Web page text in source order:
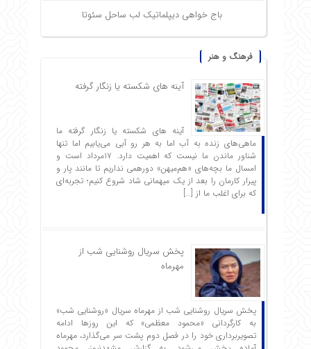
باج خواهی دیپلماتیک لب ساحل سئوتا
فرهنگ و هنر
آینه های شکسته یا زنگار گرفته
آینه های شکسته یا زنگار گرفته ما
ماهی‌های زنده به آب اما به هر رو آبی می‌یابیم اما تنها
شناور ماندن ما نیست که اهمیت دارد. ۱۷مرداد است و
امسال ما بچه‌های «هم‌میهن» دورهمی نداریم تا مانند پار و
پیرار کارمان را بعد از یک میهمانی شاد شروع ‌کنیم؛ تجربه‌ای
که برای اغلب ما از […]
پخش سریال روشنایی شب از
مهرماه
پخش سریال روشنایی شب از مهرماه سریال «روشنایی شب»
به کارگردانی «محمود معظمی» که این روزها ادامه
تصویربرداری خود را در فصل دوم پشت سر می‌گذارد، مهرماه